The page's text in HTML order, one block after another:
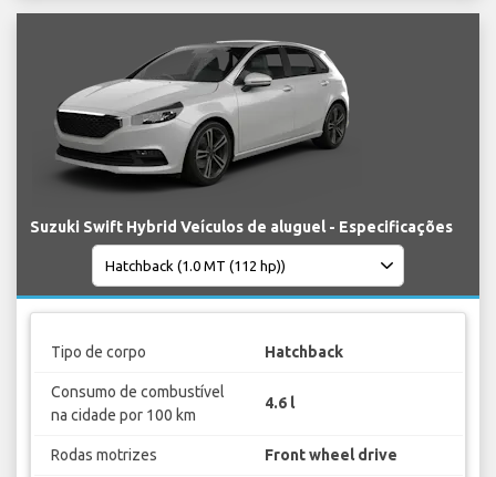
Suzuki Swift Hybrid Veículos de aluguel - Especificações
Tipo de corpo Hatchback
Consumo de combustível
na cidade por 100 km
4.6 l
Rodas motrizes Front wheel drive